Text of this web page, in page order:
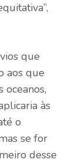
que
aos que
oceanos,
às
o
se for
desse